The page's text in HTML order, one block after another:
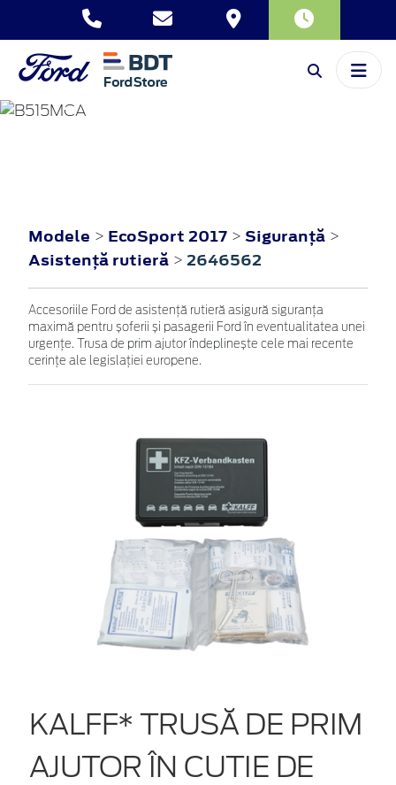
ECOSPORT
Modele > EcoSport 2017 > Siguranţă >
Asistenţă rutieră > 2646562
Accesoriile Ford de asistență rutieră asigură siguranța
maximă pentru șoferii și pasagerii Ford în eventualitatea unei
urgențe. Trusa de prim ajutor îndeplinește cele mai recente
cerințe ale legislației europene.
KALFF* TRUSĂ DE PRIM
AJUTOR ÎN CUTIE DE